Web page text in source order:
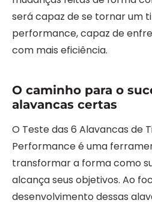
será capaz de se tornar um
performance, capaz de
com mais eficiência.
O caminho para o
alavancas certas
O Teste das 6 Alavancas de
Performance é uma
transformar a forma como
alcança seus objetivos. Ao
desenvolvimento dessas